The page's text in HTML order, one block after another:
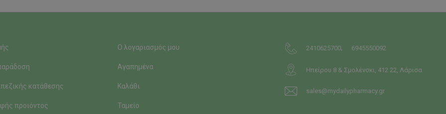
κατάθεσης
προιόντος
Ο λογαριασμός μου
Αγαπημένα
Καλάθι
Ταμείο
2410625700, 6945550092
Ηπείρου 8 & Σμολένσκι, 412 22, Λάρισα
sales@mydailypharmacy.gr